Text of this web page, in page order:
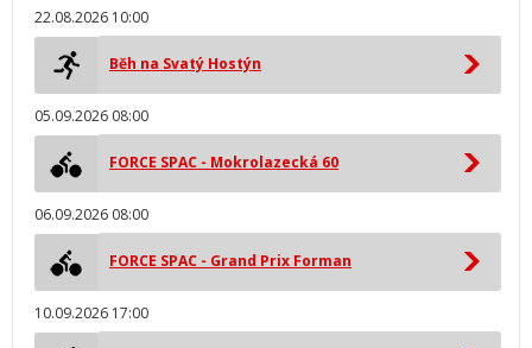
22.08.2026 10:00
Běh na Svatý Hostýn
05.09.2026 08:00
FORCE SPAC - Mokrolazecká 60
06.09.2026 08:00
FORCE SPAC - Grand Prix Forman
10.09.2026 17:00